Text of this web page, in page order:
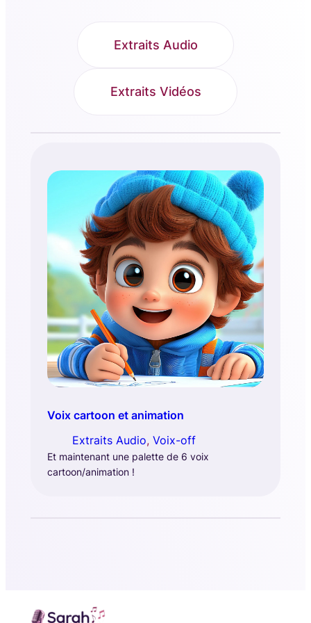
Extraits Audio
Extraits Vidéos
Voix cartoon et animation
Extraits Audio, Voix-off
Et maintenant une palette de 6 voix
cartoon/animation !